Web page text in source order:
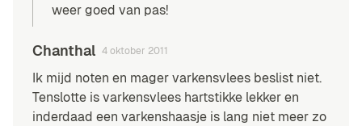
weer goed van pas!
Chanthal 4 oktober 2011
Ik mijd noten en mager varkensvlees beslist niet.
Tenslotte is varkensvlees hartstikke lekker en
inderdaad een varkenshaasje is lang niet meer zo